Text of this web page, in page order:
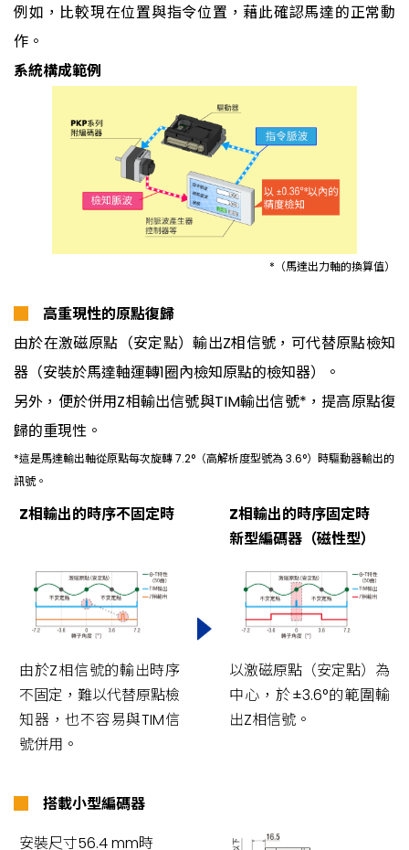
例如，比較現在位置與指令位置，藉此確認馬達的正常動
作。
系統構成範例
*（馬達出力軸的換算值）
高重現性的原點復歸
由於在激磁原點（安定點）輸出Z相信號，可代替原點檢知
器（安裝於馬達軸運轉1圈內檢知原點的檢知器）。
另外，便於併用Z相輸出信號與TIM輸出信號*，提高原點復
歸的重現性。
*這是馬達輸出軸從原點每次旋轉 7.2°（高解析度型號為 3.6°）時驅動器輸出的
訊號。
Z相輸出的時序不固定時
Z相輸出的時序固定時
新型編碼器（磁性型）
由於Z相信號的輸出時序
不固定，難以代替原點檢
知器，也不容易與TIM信
號併用。
以激磁原點（安定點）為
中心，於±3.6°的範圍輸
出Z相信號。
搭載小型編碼器
安裝尺寸56.4 mm時